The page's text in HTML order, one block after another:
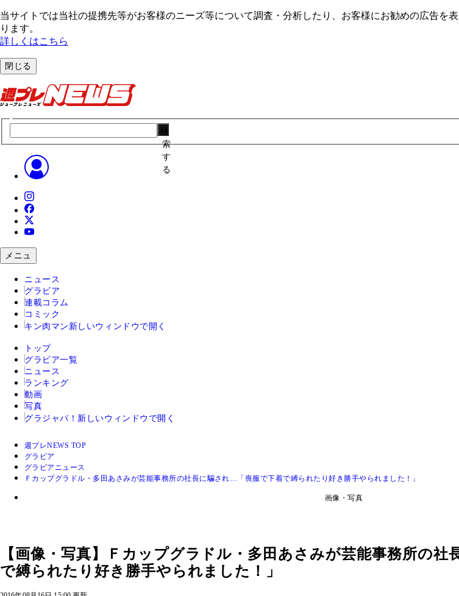
当サイトでは当社の提携先等がお客様のニーズ等について調査・分析したり、お客様にお勧めの広告を
ります。
詳しくはこちら
閉じる
索
す
る
メニュ
ニュース
グラビア
連載コラム
コミック
キン肉マン 新しいウィンドウで開く
トップ
グラビア一覧
ニュース
ランキング
動画
写真
グラジャパ！ 新しいウィンドウで開く
週プレNEWS TOP
グラビア
グラビアニュース
Ｆカップグラドル・多田あさみが芸能事務所の社長に騙され…「喪服で下着で縛られたり好き勝手やられました！」
画像・写真
【画像・写真】Ｆカップグラドル・多田あさみが芸能事務所の
で縛られたり好き勝手やられました！」